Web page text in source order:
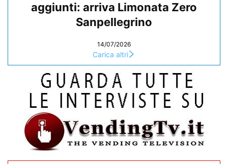
aggiunti: arriva Limonata Zero
Sanpellegrino
14/07/2026
Carica altri